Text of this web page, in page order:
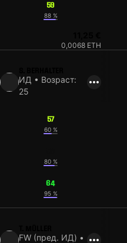
59
88 %
0,0068 ETH
ИД • Возраст:
25
57
60 %
80 %
64
95 %
FW (пред. ИД) •